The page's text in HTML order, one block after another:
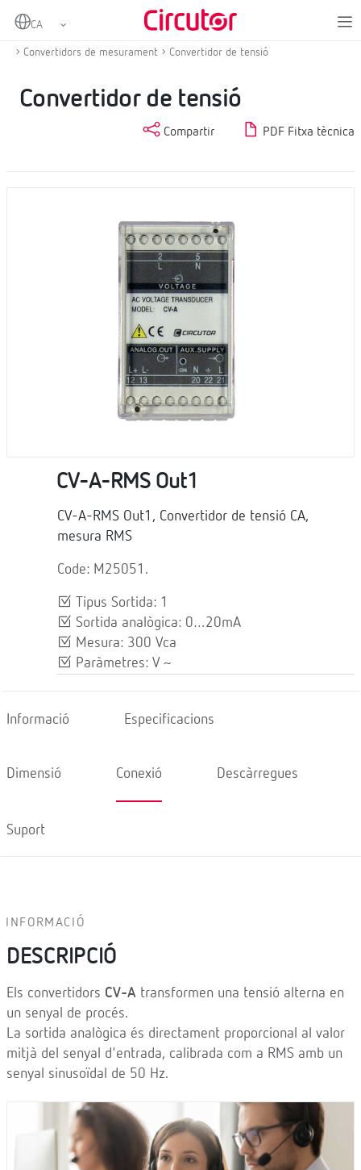
Home
Convertidors de mesurament
Convertidor de tensió
Convertidor de tensió
Compartir PDF Fitxa tècnica
CV-A-RMS Out1
CV-A-RMS Out1, Convertidor de tensió CA,
mesura RMS
Code: M25051.
Tipus Sortida: 1
Sortida analògica: 0…20mA
Mesura: 300 Vca
Paràmetres: V ~
Informació Especificacions
Dimensió Conexió Descàrregues
Suport
INFORMACIÓ
DESCRIPCIÓ
Els convertidors CV-A transformen una tensió alterna en
un senyal de procés.
La sortida analògica és directament proporcional al valor
mitjà del senyal d'entrada, calibrada com a RMS amb un
senyal sinusoïdal de 50 Hz.